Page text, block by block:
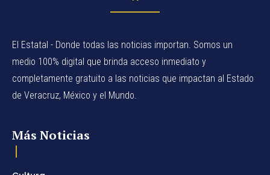
El Estatal - Donde todas las noticias importan. Somos un
medio 100% digital que brinda acceso inmediato y
completamente gratuito a las noticias que impactan al Estado
de Veracruz, México y el Mundo.
Más Noticias